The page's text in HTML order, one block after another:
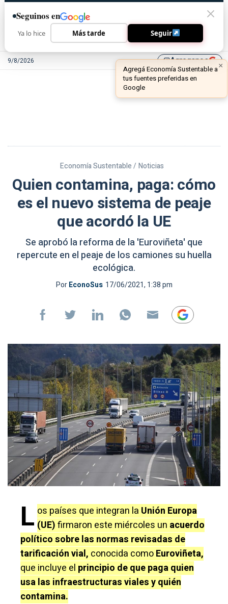
9/8/2026 library_addAgreganos
Economía Sustentable / Noticias
Quien contamina, paga: cómo
es el nuevo sistema de peaje
que acordó la UE
Se aprobó la reforma de la 'Euroviñeta' que
repercute en el peaje de los camiones su huella
ecológica.
PorEconoSus 17/06/2021, 1:38 pm
L os países que integran la Unión Europa
(UE)firmaron este miércoles un acuerdo
político sobre las normas revisadas de
tarificación vial, conocida comoEuroviñeta,
que incluye el principio de que paga quien
usa las infraestructuras viales y quién
contamina.
Seguinos en
Ya lo hice Más tarde Seguir